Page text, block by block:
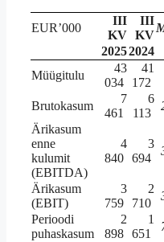
EUR’000
III
KV
III
KV
20252024
Müügitulu
43
034
41
172
Brutokasum
7
461
6
113
Ärikasum
enne
kulumit
(EBITDA)
4
840
3
694
Ärikasum
(EBIT)
3
759
2
710
Perioodi
puhaskasum
2
898
1
651